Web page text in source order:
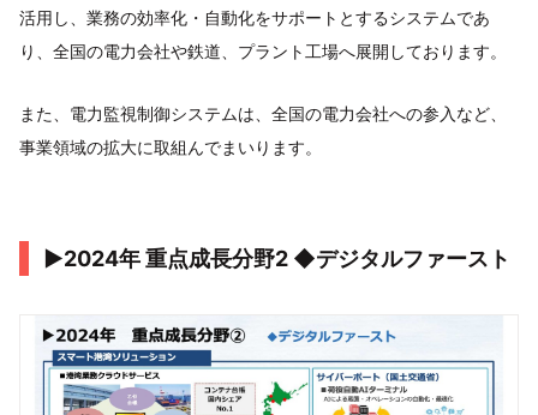
活用し、業務の効率化・自動化をサポートとするシステムであ
り、全国の電力会社や鉄道、プラント工場へ展開しております。
また、電力監視制御システムは、全国の電力会社への参入など、
事業領域の拡大に取組んでまいります。
▶2024年 重点成⻑分野2 ◆デジタルファースト